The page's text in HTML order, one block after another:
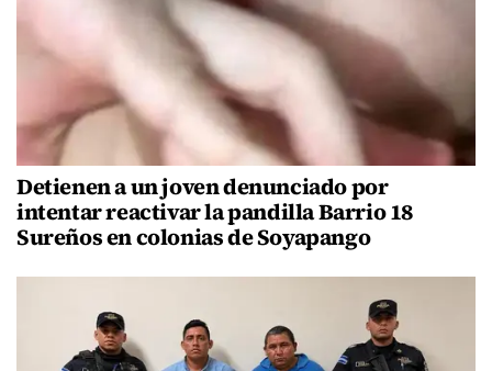
Detienen a un joven denunciado por
intentar reactivar la pandilla Barrio 18
Sureños en colonias de Soyapango